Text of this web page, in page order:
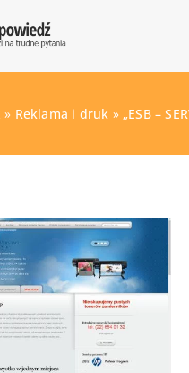
» Reklama i druk »„ESB –